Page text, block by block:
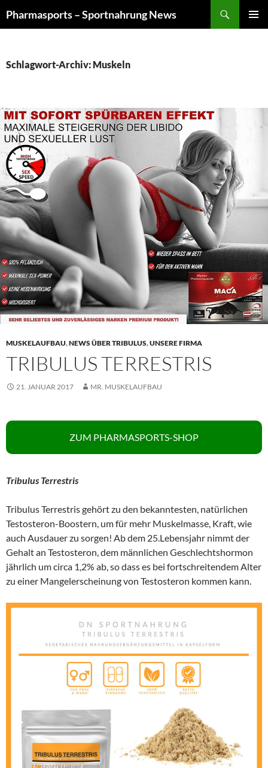
Inhalt
Pharmasports – Sportnahrung News
Schlagwort-Archiv: Muskeln
MUSKELAUFBAU,NEWS ÜBER TRIBULUS,UNSERE FIRMA
TRIBULUS TERRESTRIS
21. JANUAR 2017 MR. MUSKELAUFBAU
ZUM PHARMASPORTS-SHOP
Tribulus Terrestris
Tribulus Terrestris gehört zu den bekanntesten, natürlichen
Testosteron-Boostern, um für mehr Muskelmasse, Kraft, wie
auch Ausdauer zu sorgen! Ab dem 25.Lebensjahr nimmt der
Gehalt an Testosteron, dem männlichen Geschlechtshormon
jährlich um circa 1,2% ab, so dass es bei fortschreitendem Alter
zu einer Mangelerscheinung von Testosteron kommen kann.